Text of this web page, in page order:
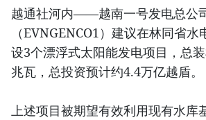
越通社河内——越南一号发电总公
（EVNGENCO1）建议在林同省
设3个漂浮式太阳能发电项目，总
兆瓦，总投资预计约4.4万亿越盾。
上述项目被期望有效利用现有水库